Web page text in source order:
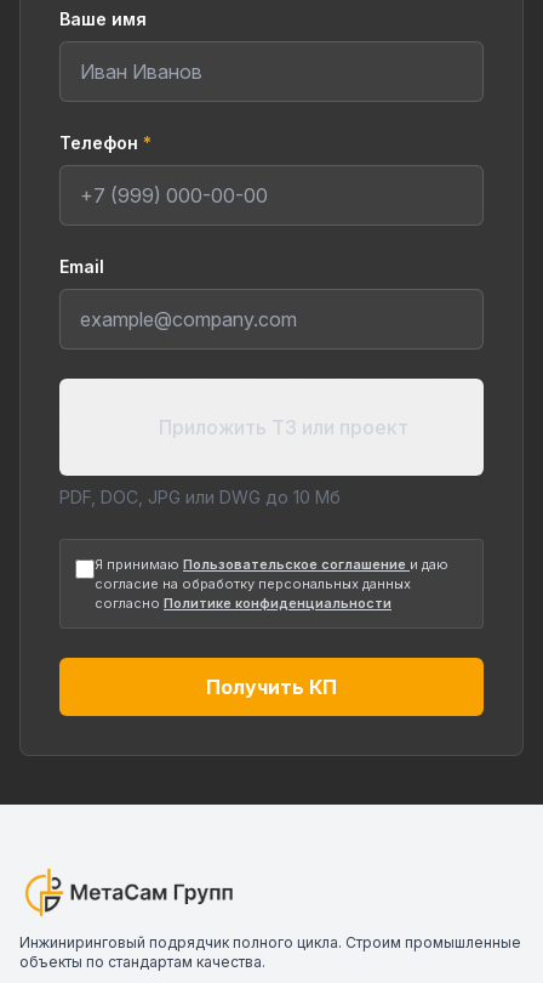
Ваше имя
Телефон *
Email
Приложить ТЗ или проект
PDF, DOC, JPG или DWG до 10 Мб
Я принимаю Пользовательское соглашение и даю
согласие на обработку персональных данных
согласно Политике конфиденциальности
Получить КП
Инжиниринговый подрядчик полного цикла. Строим промышленные
объекты по стандартам качества.